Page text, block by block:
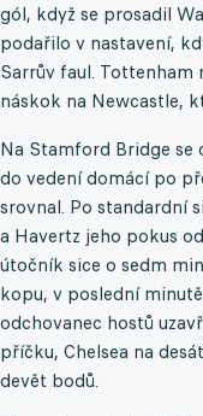
gól, když se prosadil
podařilo v nastavení,
Sarrův faul.
náskok na Newcastle,
Na Stamford Bridge se
do vedení domácí po
srovnal. Po standardní
a Havertz jeho pokus
útočník sice o sedm
kopu, v poslední
odchovanec hostů
příčku, Chelsea na
devět bodů.